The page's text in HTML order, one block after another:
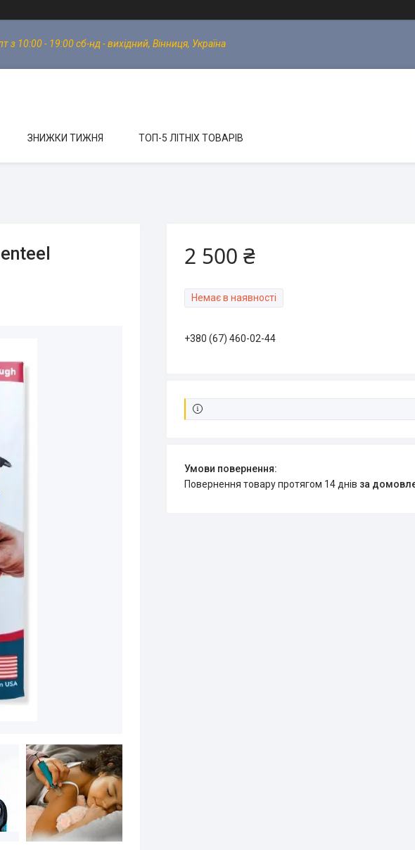
10:00 - 19:00 сб-нд - вихідний, Вінниця, Україна
ЗНИЖКИ ТИЖНЯ ТОП-5 ЛІТНІХ ТОВАРІВ
2 500 ₴
Немає в наявності
+380 (67) 460-02-44
повернення товару протягом 14 днів за